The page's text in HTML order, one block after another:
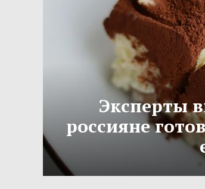
Эксперты
россияне